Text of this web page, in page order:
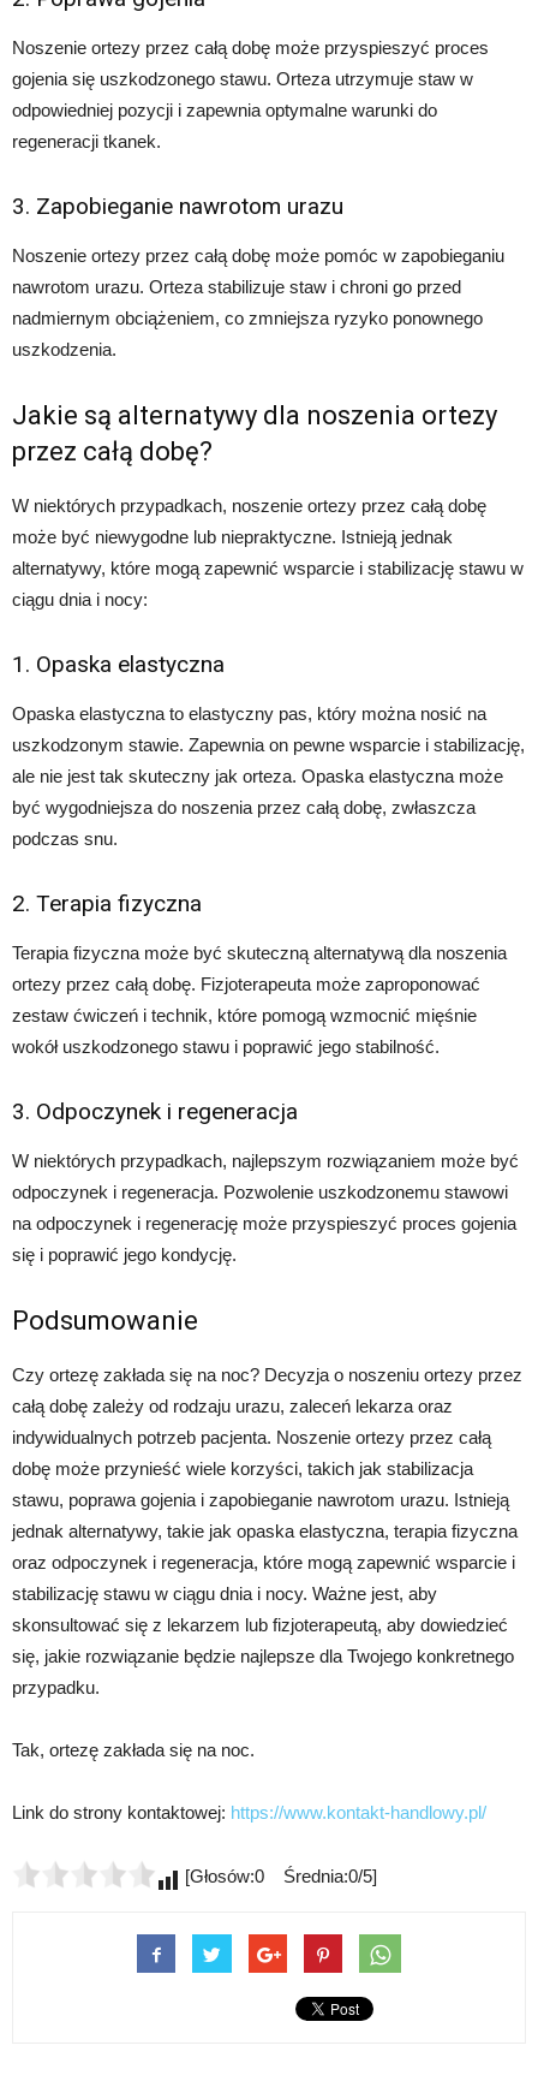
Noszenie ortezy przez całą dobę może przyspieszyć proces
gojenia się uszkodzonego stawu. Orteza utrzymuje staw w
odpowiedniej pozycji i zapewnia optymalne warunki do
regeneracji tkanek.
3. Zapobieganie nawrotom urazu
Noszenie ortezy przez całą dobę może pomóc w zapobieganiu
nawrotom urazu. Orteza stabilizuje staw i chroni go przed
nadmiernym obciążeniem, co zmniejsza ryzyko ponownego
uszkodzenia.
Jakie są alternatywy dla noszenia ortezy
przez całą dobę?
W niektórych przypadkach, noszenie ortezy przez całą dobę
może być niewygodne lub niepraktyczne. Istnieją jednak
alternatywy, które mogą zapewnić wsparcie i stabilizację stawu w
ciągu dnia i nocy:
1. Opaska elastyczna
Opaska elastyczna to elastyczny pas, który można nosić na
uszkodzonym stawie. Zapewnia on pewne wsparcie i stabilizację,
ale nie jest tak skuteczny jak orteza. Opaska elastyczna może
być wygodniejsza do noszenia przez całą dobę, zwłaszcza
podczas snu.
2. Terapia fizyczna
Terapia fizyczna może być skuteczną alternatywą dla noszenia
ortezy przez całą dobę. Fizjoterapeuta może zaproponować
zestaw ćwiczeń i technik, które pomogą wzmocnić mięśnie
wokół uszkodzonego stawu i poprawić jego stabilność.
3. Odpoczynek i regeneracja
W niektórych przypadkach, najlepszym rozwiązaniem może być
odpoczynek i regeneracja. Pozwolenie uszkodzonemu stawowi
na odpoczynek i regenerację może przyspieszyć proces gojenia
się i poprawić jego kondycję.
Podsumowanie
Czy ortezę zakłada się na noc? Decyzja o noszeniu ortezy przez
całą dobę zależy od rodzaju urazu, zaleceń lekarza oraz
indywidualnych potrzeb pacjenta. Noszenie ortezy przez całą
dobę może przynieść wiele korzyści, takich jak stabilizacja
stawu, poprawa gojenia i zapobieganie nawrotom urazu. Istnieją
jednak alternatywy, takie jak opaska elastyczna, terapia fizyczna
oraz odpoczynek i regeneracja, które mogą zapewnić wsparcie i
stabilizację stawu w ciągu dnia i nocy. Ważne jest, aby
skonsultować się z lekarzem lub fizjoterapeutą, aby dowiedzieć
się, jakie rozwiązanie będzie najlepsze dla Twojego konkretnego
przypadku.
Tak, ortezę zakłada się na noc.
Link do strony kontaktowej: https://www.kontakt-handlowy.pl/
[Głosów:0 Średnia:0/5]